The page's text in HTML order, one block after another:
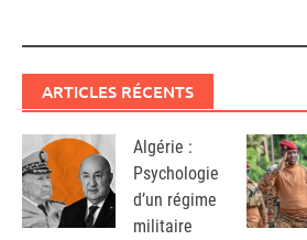
ARTICLES RÉCENTS
Algérie :
Psychologie
d’un régime
militaire